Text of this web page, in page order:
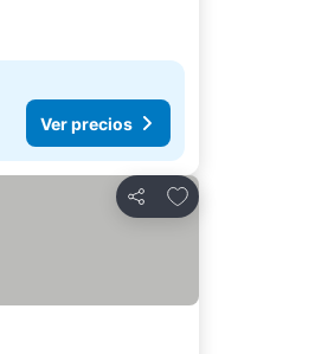
Ver precios
Compartir
Añadir a favoritos